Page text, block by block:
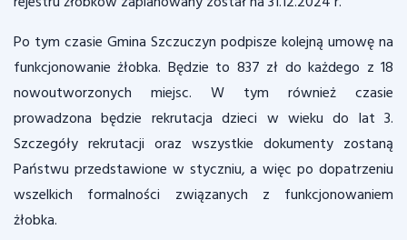
Po tym czasie Gmina Szczuczyn podpisze kolejną umowę na
funkcjonowanie żłobka. Będzie to 837 zł do każdego z 18
nowoutworzonych miejsc. W tym również czasie
prowadzona będzie rekrutacja dzieci w wieku do lat 3.
Szczegóły rekrutacji oraz wszystkie dokumenty zostaną
Państwu przedstawione w styczniu, a więc po dopatrzeniu
wszelkich formalności związanych z funkcjonowaniem
żłobka.